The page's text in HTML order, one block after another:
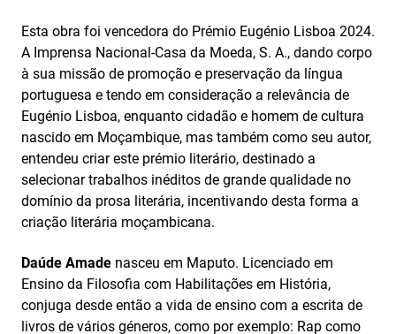
Esta obra foi vencedora do Prémio Eugénio Lisboa 2024.
A Imprensa Nacional-Casa da Moeda, S. A., dando corpo
à sua missão de promoção e preservação da língua
portuguesa e tendo em consideração a relevância de
Eugénio Lisboa, enquanto cidadão e homem de cultura
nascido em Moçambique, mas também como seu autor,
entendeu criar este prémio literário, destinado a
selecionar trabalhos inéditos de grande qualidade no
domínio da prosa literária, incentivando desta forma a
criação literária moçambicana.
Daúde Amade nasceu em Maputo. Licenciado em
Ensino da Filosofia com Habilitações em História,
conjuga desde então a vida de ensino com a escrita de
livros de vários géneros, como por exemplo: Rap como